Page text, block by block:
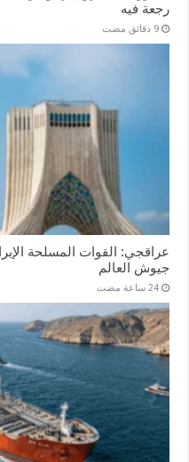
رجعة فيه
‏9 دقائق مضت
عراقجي: القوات المسلحة
جيوش العالم
‏24 ساعة مضت